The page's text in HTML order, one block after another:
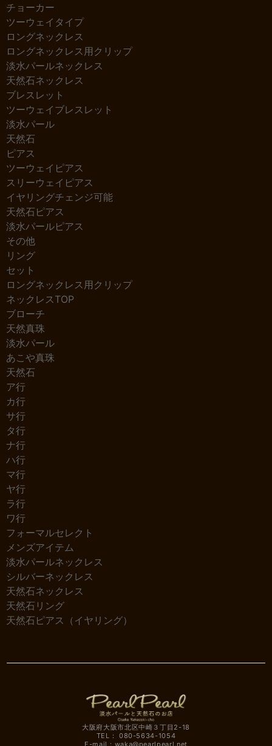
チョーカー
ツーウェイタイプ
ロングネックレス
ロングネックレス用クリップ
淡水パールネックレス
天然石ネックレス
ブレスレット
ツーウェイブレスレット
淡水パール
天然石
ピアス
ツーウェイピアス
スリーウェイピアス
イヤリングチェンジ可能
天然石ピアス
淡水パールピアス
その他
リング
セット
ロングネックレス用クリップ
ネックレスTOP
ブローチ
天然真珠
淡水パール
あこや真珠
天然石
ア行
カ行
サ行
タ行
ナ行
ハ行
マ行
ヤ行
ラ行
ワ行
フォーマルセレクト
メンズアイテム
淡水パールネックレス
シルバーネックレス
天然石ネックレス
天然石リング
天然石ピアス（イヤリング）
大阪府大阪市北区中崎３丁目2-18
TEL： 080-5634-1054
E-mail： waka@pearlpearl.net